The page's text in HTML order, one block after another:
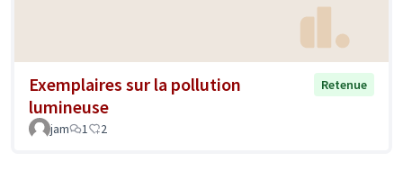
Exemplaires sur la pollution
lumineuse
Retenue
jam 1 2